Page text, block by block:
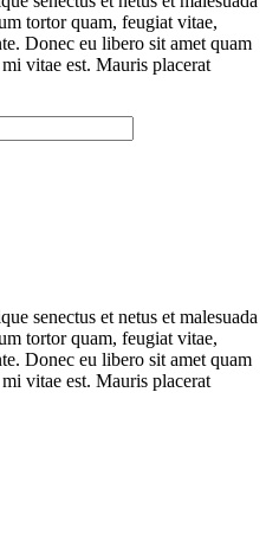
tortor quam, feugiat vitae,
Donec eu libero sit amet quam
vitae est. Mauris placerat
senectus et netus et malesuada
tortor quam, feugiat vitae,
Donec eu libero sit amet quam
vitae est. Mauris placerat